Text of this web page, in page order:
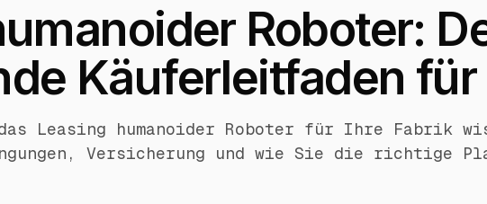
Roboter:
Käuferleitfaden
Leasing humanoider Roboter für Ihre Fabrik
Versicherung und wie Sie die richtige